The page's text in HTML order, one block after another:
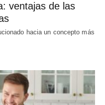
ventajas de las
hacia un concepto más